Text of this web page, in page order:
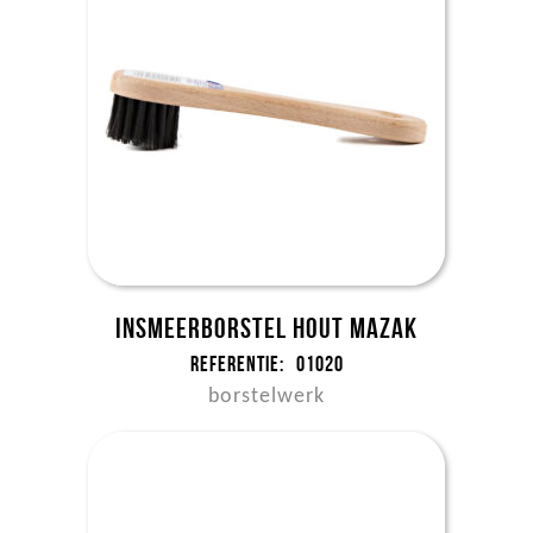
Insmeerborstel hout MAZAK
Referentie: 01020
borstelwerk